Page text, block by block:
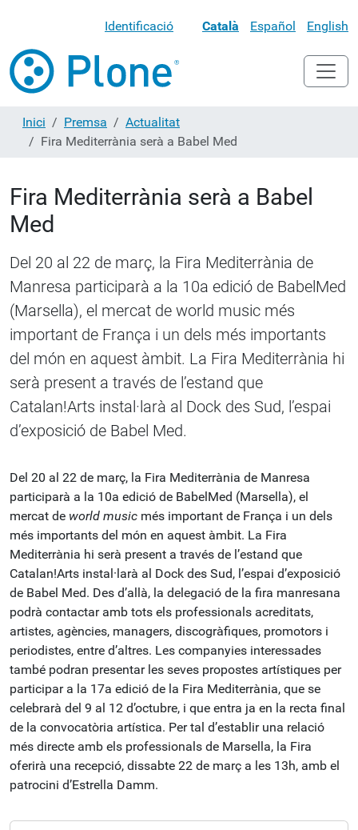
Identificació Català Español English
Inici Premsa
Actualitat
Fira Mediterrània serà a Babel Med
Fira Mediterrània serà a Babel
Med
Del 20 al 22 de març, la Fira Mediterrània de
Manresa participarà a la 10a edició de BabelMed
(Marsella), el mercat de world music més
important de França i un dels més importants
del món en aquest àmbit. La Fira Mediterrània hi
serà present a través de l’estand que
Catalan!Arts instal·larà al Dock des Sud, l’espai
d’exposició de Babel Med.
Del 20 al 22 de març, la Fira Mediterrània de Manresa
participarà a la 10a edició de BabelMed (Marsella), el
mercat de world music més important de França i un dels
més importants del món en aquest àmbit. La Fira
Mediterrània hi serà present a través de l’estand que
Catalan!Arts instal·larà al Dock des Sud, l’espai d’exposició
de Babel Med. Des d’allà, la delegació de la fira manresana
podrà contactar amb tots els professionals acreditats,
artistes, agències, managers, discogràfiques, promotors i
periodistes, entre d’altres. Les companyies interessades
també podran presentar les seves propostes artístiques per
participar a la 17a edició de la Fira Mediterrània, que se
celebrarà del 9 al 12 d’octubre, i que entra ja en la recta final
de la convocatòria artística. Per tal d’establir una relació
més directe amb els professionals de Marsella, la Fira
oferirà una recepció, dissabte 22 de març a les 13h, amb el
patrocini d’Estrella Damm.